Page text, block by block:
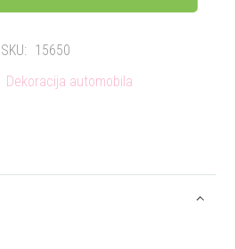
SKU: 15650
Dekoracija automobila